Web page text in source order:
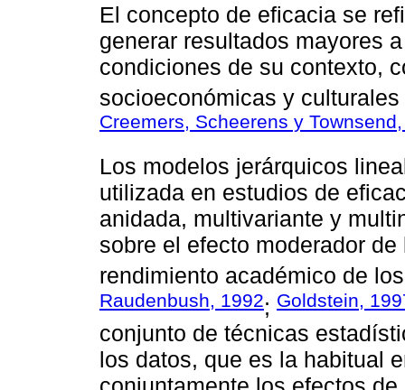
El concepto de eficacia se
generar resultados mayores
condiciones de su contexto,
socioeconómicas y
Creemers, Scheerens y
Los modelos jerárquicos
utilizada en estudios de
anidada, multivariante y
sobre el efecto moderador
rendimiento académico de
Raudenbush, 1992; Goldstein,
conjunto de técnicas
los datos, que es la habitual